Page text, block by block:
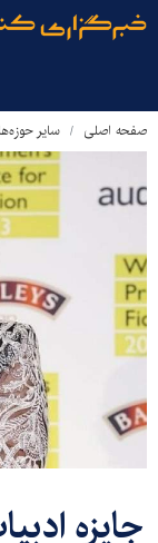
صفحه اصلی سایر حوزه‌ها
جایزه